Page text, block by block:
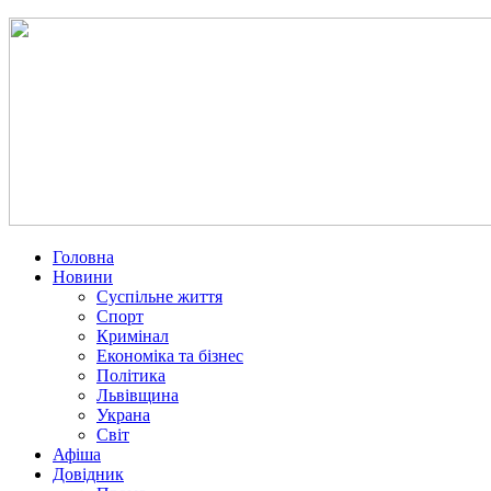
Головна
Новини
Суспільне життя
Спорт
Кримінал
Економіка та бізнес
Політика
Львівщина
Украна
Світ
Афіша
Довідник